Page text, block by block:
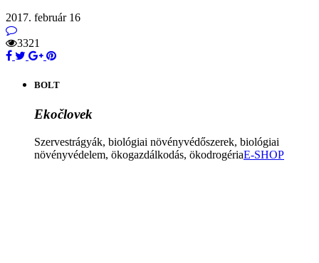
2017. február 16
3321
BOLT
Ekočlovek
Szervestrágyák, biológiai növényvédőszerek, biológiai
növényvédelem, ökogazdálkodás, ökodrogériaE-SHOP